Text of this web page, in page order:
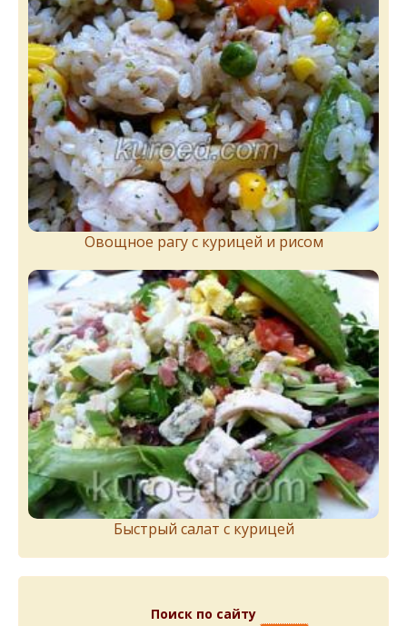
Овощное рагу с курицей и рисом
Быстрый салат с курицей
Поиск по сайту